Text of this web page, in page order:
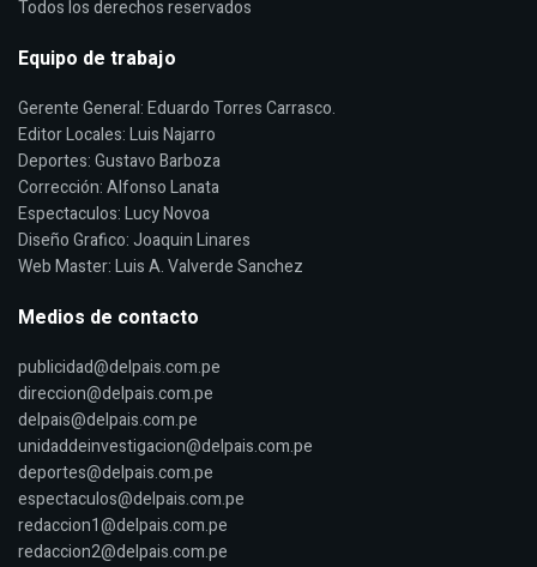
Todos los derechos reservados
Equipo de trabajo
Gerente General: Eduardo Torres Carrasco.
Editor Locales: Luis Najarro
Deportes: Gustavo Barboza
Corrección: Alfonso Lanata
Espectaculos: Lucy Novoa
Diseño Grafico: Joaquin Linares
Web Master: Luis A. Valverde Sanchez
Medios de contacto
publicidad@delpais.com.pe
direccion@delpais.com.pe
delpais@delpais.com.pe
unidaddeinvestigacion@delpais.com.pe
deportes@delpais.com.pe
espectaculos@delpais.com.pe
redaccion1@delpais.com.pe
redaccion2@delpais.com.pe